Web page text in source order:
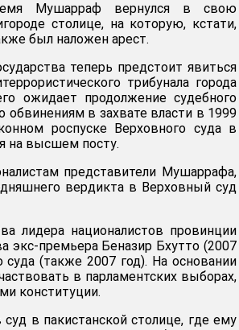
Мушарраф вернулся в свою
столице, на которую, кстати,
был наложен арест.
теперь предстоит явиться
трибунала города
ожидает продолжение судебного
обвинениям в захвате власти в 1999
роспуске Верховного суда в
на высшем посту.
представители Мушаррафа,
вердикта в Верховный суд
лидера националистов провинции
экс-премьера Беназир Бхутто (2007
суда (также 2007 год). На основании
в парламентских выборах,
конституции.
в пакистанской столице, где ему